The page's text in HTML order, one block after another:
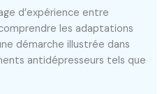
d’expérience entre
les adaptations
démarche illustrée dans
antidépresseurs tels que